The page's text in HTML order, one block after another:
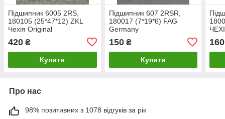
Підшипник 6005 2RS,
180105 (25*47*12) ZKL
Чехія Original
420 ₴
Купити
Підшипник 607 2RSR,
180017 (7*19*6) FAG
Germany
150₴
Купити
160
Про нас
98% позитивних з 1078 відгуків за рік